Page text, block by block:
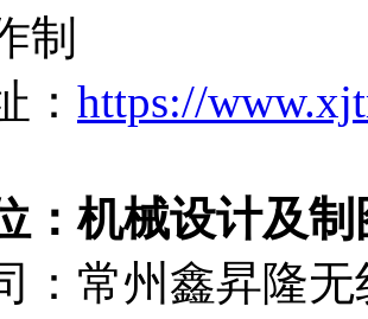
制
： https://
：机械设计及
：常州鑫昇隆